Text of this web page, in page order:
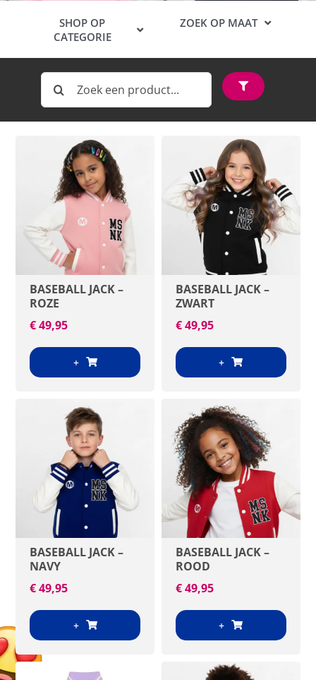
SHOP OP
CATEGORIE
MUZIEK
BLADMUZIEK
GIFTS
KLEDING
INSTRUMENTAAL
PASEN
KERST
ZOEK OP MAAT
BABY
116 CM
128 CM
140 CM
152 CM
164 CM
S
Zoeken
naar:
BASEBALL JACK –
ROZE
€49,95
+
BASEBALL JACK –
ZWART
€49,95
+
BASEBALL JACK –
NAVY
€49,95
+
BASEBALL JACK –
ROOD
€49,95
+